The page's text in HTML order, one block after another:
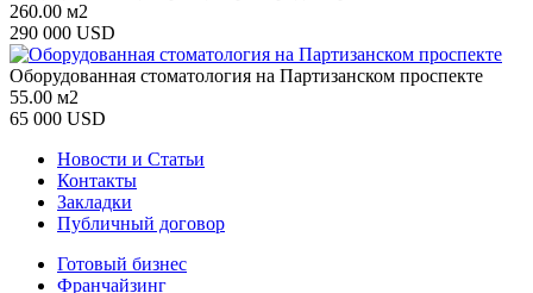
260.00 м2
290 000 USD
Оборудованная стоматология на Партизанском проспекте
55.00 м2
65 000 USD
Новости и Статьи
Контакты
Закладки
Публичный договор
Готовый бизнес
Франчайзинг